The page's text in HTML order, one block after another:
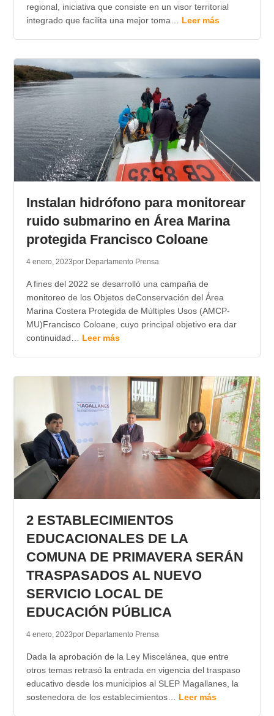
regional, iniciativa que consiste en un visor territorial
integrado que facilita una mejor toma… Leer más
Instalan hidrófono para monitorear
ruido submarino en Área Marina
protegida Francisco Coloane
4 enero, 2023por Departamento Prensa
A fines del 2022 se desarrolló una campaña de
monitoreo de los Objetos deConservación del Área
Marina Costera Protegida de Múltiples Usos (AMCP-
MU)Francisco Coloane, cuyo principal objetivo era dar
continuidad… Leer más
2 ESTABLECIMIENTOS
EDUCACIONALES DE LA
COMUNA DE PRIMAVERA SERÁN
TRASPASADOS AL NUEVO
SERVICIO LOCAL DE
EDUCACIÓN PÚBLICA
4 enero, 2023por Departamento Prensa
Dada la aprobación de la Ley Miscelánea, que entre
otros temas retrasó la entrada en vigencia del traspaso
educativo desde los municipios al SLEP Magallanes, la
sostenedora de los establecimientos… Leer más